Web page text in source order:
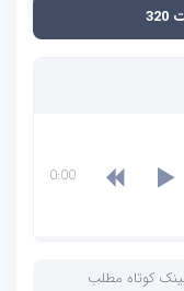
0:00
لینک کوتاه مطلب